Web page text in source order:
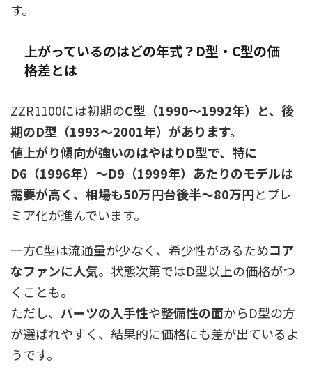
す。
上がっているのはどの年式？D型・C型の価
格差とは
ZZR1100には初期のC型（1990〜1992年）と、後
期のD型（1993〜2001年）があります。
値上がり傾向が強いのはやはりD型で、特に
D6（1996年）〜D9（1999年）あたりのモデルは
需要が高く、相場も50万円台後半〜80万円とプレ
ミア化が進んでいます。
一方C型は流通量が少なく、希少性があるためコア
なファンに人気。状態次第ではD型以上の価格がつ
くことも。
ただし、 パーツの入手性や整備性の面からD型の方
が選ばれやすく、結果的に価格にも差が出ているよ
うです。